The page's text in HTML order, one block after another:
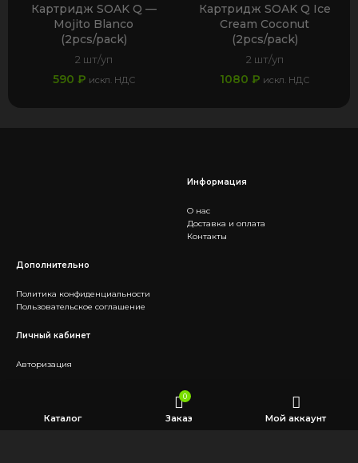
Картридж SOAK Q —
Mojito Blanco
(2pcs/pack)
2 шт/уп
590 ₽ искл. НДС
Картридж SOAK Q Ice
Cream Coconut
(2pcs/pack)
2 шт/уп
1080 ₽ искл. НДС
Информация
О нас
Доставка и оплата
Контакты
Дополнительно
Политика конфиденциальности
Пользовательское соглашение
Личный кабинет
Авторизация
Telegram
Каталог
0
Заказ Мой аккаунт